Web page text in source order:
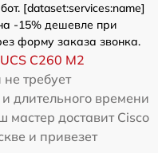
[dataset:services:name]
-15% дешевле при
форму заказа звонка.
C260 M2
требует
длительного времени
мастер доставит Cisco
и привезет